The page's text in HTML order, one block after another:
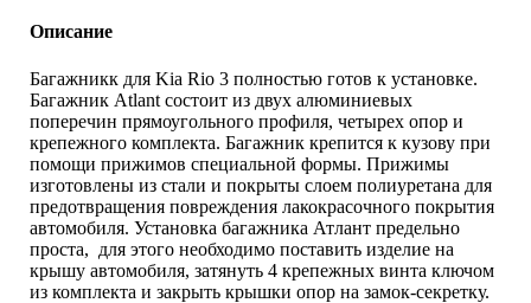
Описание
Багажникк для Kia Rio 3 полностью готов к установке.
Багажник Atlant состоит из двух алюминиевых
поперечин прямоугольного профиля, четырех опор и
крепежного комплекта. Багажник крепится к кузову при
помощи прижимов специальной формы. Прижимы
изготовлены из стали и покрыты слоем полиуретана для
предотвращения повреждения лакокрасочного покрытия
автомобиля. Установка багажника Атлант предельно
проста, для этого необходимо поставить изделие на
крышу автомобиля, затянуть 4 крепежных винта ключом
из комплекта и закрыть крышки опор на замок-секретку.